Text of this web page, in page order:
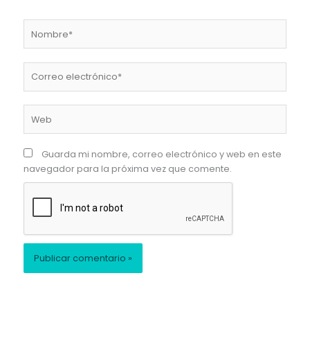
electrónico*
Guarda mi nombre, correo electrónico y web en este
navegador para la próxima vez que comente.